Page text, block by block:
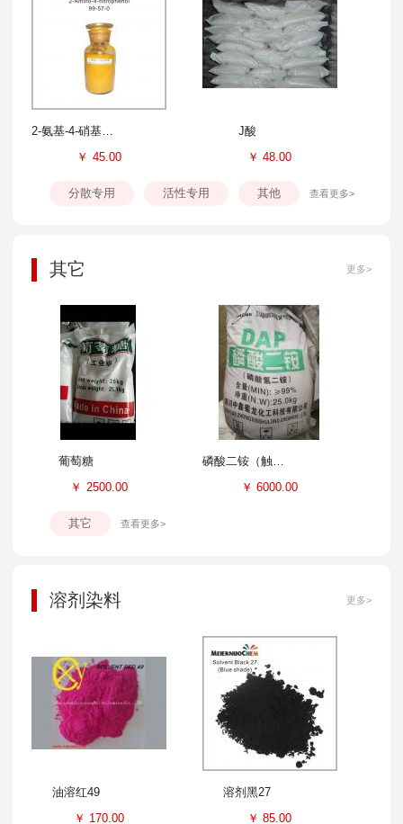
￥ 45.00
J酸
￥ 48.00
分散专用 活性专用 其他 查看更多>
其它 更多>
葡萄糖
￥ 2500.00
磷酸二铵（触媒）
￥ 6000.00
其它 查看更多>
溶剂染料 更多>
油溶红49
￥ 170.00
溶剂黑27
￥ 85.00